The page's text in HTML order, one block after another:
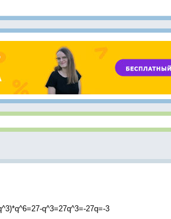
q^3=27q^3=-27q=-3